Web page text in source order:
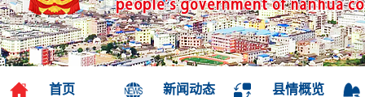
首页 新闻动态 县情概览